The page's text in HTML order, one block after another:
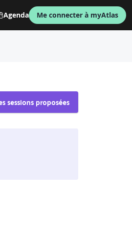
Agenda Me connecter à myAtlas
sessions proposées